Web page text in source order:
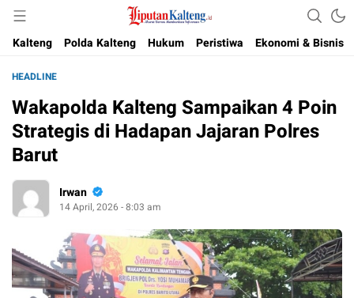
Liputan Kalteng
Akurat, Terpercaya & Independent
Kalteng
Polda Kalteng Hukum Peristiwa Ekonomi & Bisnis
HEADLINE
Wakapolda Kalteng Sampaikan 4 Poin
Strategis di Hadapan Jajaran Polres
Barut
Irwan
14 April, 2026 - 8:03 am